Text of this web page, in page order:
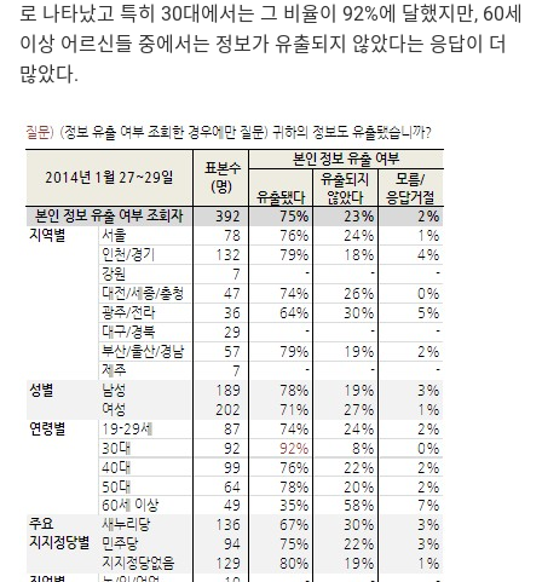
로 나타났고 특히 30대에서는 그 비율이 92%에 달했지만, 60세
이상 어르신들 중에서는 정보가 유출되지 않았다는 응답이 더
많았다.